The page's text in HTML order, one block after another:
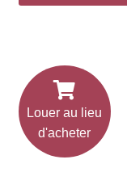
D21cm
Louer au lieu
d'acheter